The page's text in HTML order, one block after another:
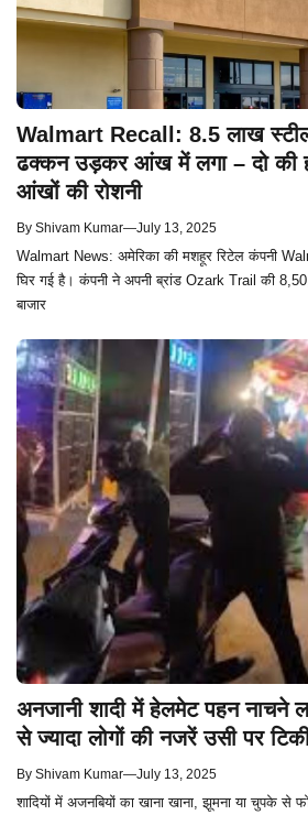
Walmart Recall: 8.5 लाख
ढक्कन उड़कर आंख में लगा – दो की
आंखों की रोशनी
By Shivam Kumar—July 13, 2025
Walmart News: अमेरिका की मशहूर रिटेल कंपनी
घिर गई है। कंपनी ने अपनी ब्रांड Ozark Trail की
बाजार
अनजानी शादी में हेलमेट पहन नाचने
से ज्यादा लोगों की नजरें उसी पर
By Shivam Kumar—July 13, 2025
शादियों में अजनबियों का खाना खाना, झूमना या चुपके से